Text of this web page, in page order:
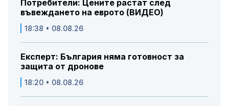
Потребители: Цените растат след
въвеждането на еврото (ВИДЕО)
18:38 • 08.08.26
Експерт: България няма готовност за
защита от дронове
18:20 • 08.08.26